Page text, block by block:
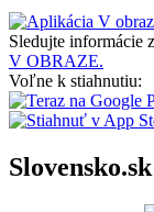
Sledujte informácie
V OBRAZE.
Voľne k stiahnutiu:
Slovensko.sk